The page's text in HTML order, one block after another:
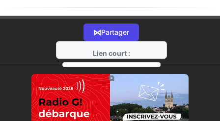
⋈Partager
Lien court :
https://radio-g.fr?4018
⧉